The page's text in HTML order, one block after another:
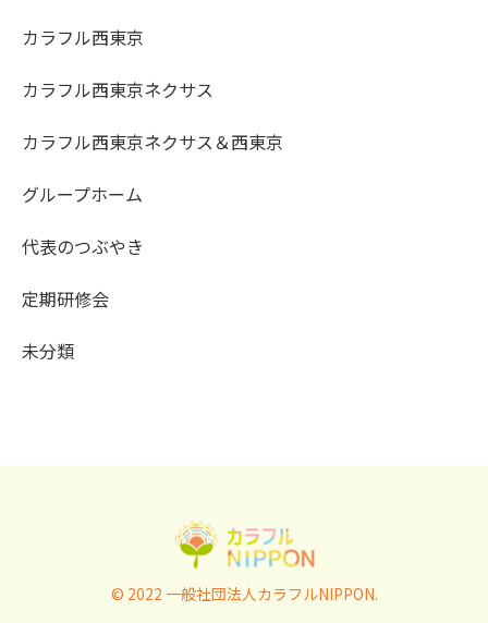
カラフル西東京
カラフル西東京ネクサス
カラフル西東京ネクサス＆西東京
グループホーム
代表のつぶやき
定期研修会
未分類
© 2022 一般社団法人カラフルNIPPON.